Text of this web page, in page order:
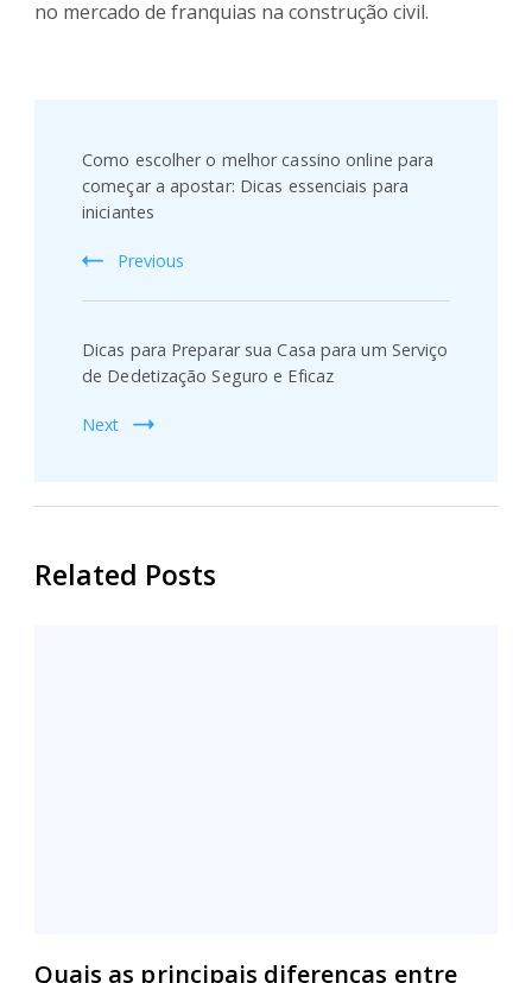
no mercado de franquias na construção civil.
Navigation
Como escolher o melhor cassino online para
começar a apostar: Dicas essenciais para
iniciantes
Previous
Dicas para Preparar sua Casa para um Serviço
de Dedetização Seguro e Eficaz
Next
Related Posts
Quais as principais diferenças entre